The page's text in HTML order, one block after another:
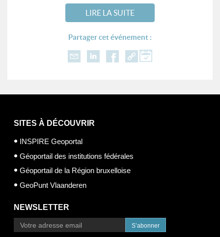
LIRE LA SUITE
Partager cet événement :
SITES À DÉCOUVRIR
INSPIRE Geoportal
Géoportail des institutions fédérales
Géoportail de la Région bruxelloise
GeoPunt Vlaanderen
NEWSLETTER
S’abonner